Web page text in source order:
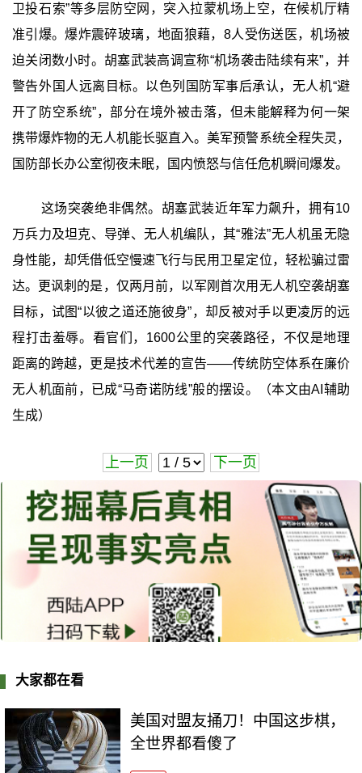
卫投石索”等多层防空网，突入拉蒙机场上空，在候机厅精
准引爆。爆炸震碎玻璃，地面狼藉，8人受伤送医，机场被
迫关闭数小时。胡塞武装高调宣称“机场袭击陆续有来”，并
警告外国人远离目标。以色列国防军事后承认，无人机“避
开了防空系统”，部分在境外被击落，但未能解释为何一架
携带爆炸物的无人机能长驱直入。美军预警系统全程失灵，
国防部长办公室彻夜未眠，国内愤怒与信任危机瞬间爆发。
这场突袭绝非偶然。胡塞武装近年军力飙升，拥有10
万兵力及坦克、导弹、无人机编队，其“雅法”无人机虽无隐
身性能，却凭借低空慢速飞行与民用卫星定位，轻松骗过雷
达。更讽刺的是，仅两月前，以军刚首次用无人机空袭胡塞
目标，试图“以彼之道还施彼身”，却反被对手以更凌厉的远
程打击羞辱。看官们，1600公里的突袭路径，不仅是地理
距离的跨越，更是技术代差的宣告——传统防空体系在廉价
无人机面前，已成“马奇诺防线”般的摆设。（本文由AI辅助
生成）
上一页 下一页
大家都在看
美国对盟友捅刀！中国这步棋，
全世界都看傻了